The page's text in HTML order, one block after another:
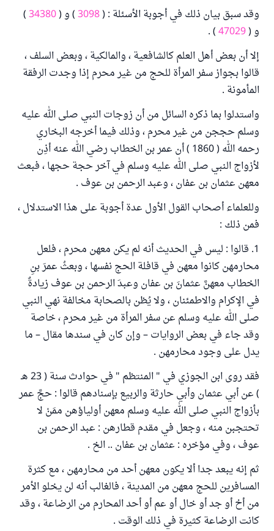
وقد سبق بيان ذلك في أجوبة الأسئلة : (3098) و (34380
)
و (47029
) .
إلا أن بعض أهل العلم كالشافعية ، والمالكية ، وبعض السلف ،
قالوا بجواز سفر المرأة للحج من غير محرم إذا وجدت الرفقة
المأمونة .
واستدلوا بما ذكره السائل من أن زوجات النبي صلى الله عليه
وسلم حججن من غير محرم ، وذلك فيما أخرجه البخاري
رحمه الله ( 1860 ) أن عمر بن الخطاب رضي الله عنه أذِن
لأزواج النبي صلى الله عليه وسلم في آخر حجة حجها ، فبعث
معهن عثمان بن عفان ، وعبد الرحمن بن عوف .
وللعلماء أصحاب القول الأول عدة أجوبة على هذا الاستدلال ،
فمن ذلك :
1. قالوا : ليس في الحديث أنه لم يكن معهن محرم ، فلعل
محارمهن كانوا معهن في قافلة الحج نفسها ، وبعثُ عمرَ بنِ
الخطاب معهنَّ عثمانَ بن عفان وعبدَ الرحمن بن عوف زيادةٌ
في الإكرام والاطمئنان ، ولا يُظن بالصحابة مخالفة نهي النبي
صلى الله عليه وسلم عن سفر المرأة من غير محرم ، خاصة
وقد جاء في بعض الروايات – وإن كان في سندها مقال – ما
يدل على وجود محارمهن .
فقد روى ابن الجوزي في " المنتظم " في حوادث سنة ( 23 هـ
) عن أبي عثمان وأبي حارثة والربيع بإسنادهم قالوا ‏:‏ حجَّ عمر
بأزواج النبي صلى الله عليه وسلم معهن أولياؤهن ممَنْ لا
تحتجبن منه ، وجعل في مقدم قطارهن : عبد الرحمن بن
عوف ، وفي مؤخره‏ :‏ عثمان بن عفان .. الخ .
ثم إنه يبعد جدا ألا يكون معهن أحد من محارمهن ، مع كثرة
المسافرين للحج معهن من المدينة ، فالغالب أنه لن يخلو الأمر
من أخ أو جد أو خال أو عم أو أحد المحارم من الرضاعة ، وقد
كانت الرضاعة كثيرة في ذلك الوقت .